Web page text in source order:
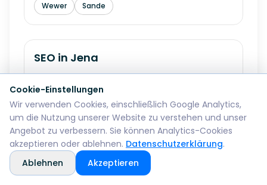
Wewer
Sande
SEO in Jena
Wenigenjena
SEO inLueneburg
Altstadt Oedem
Cookie-Einstellungen
Wir verwenden Cookies, einschließlich Google Analytics,
um die Nutzung unserer Website zu verstehen und unser
Angebot zu verbessern. Sie können Analytics-Cookies
akzeptieren oder ablehnen. Datenschutzerklärung.
Ablehnen
Akzeptieren